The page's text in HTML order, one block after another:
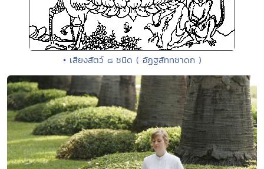
• เสียงสัตว์ ๘ ชนิด ( อัฏฐสัททชาดก )